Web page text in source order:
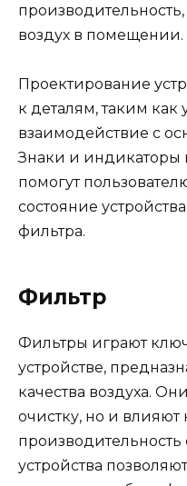
воздух в помещении.
Проектирование
к деталям, таким как
взаимодействие с
Знаки и индикаторы
помогут
состояние
фильтра.
Фильтр
Фильтры играют
устройстве,
качества воздуха.
очистку, но и
устройства